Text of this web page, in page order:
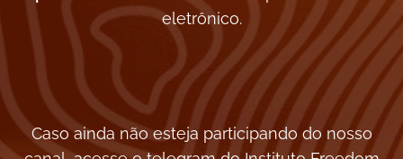
eletrônico.
Caso ainda não esteja participando do nosso